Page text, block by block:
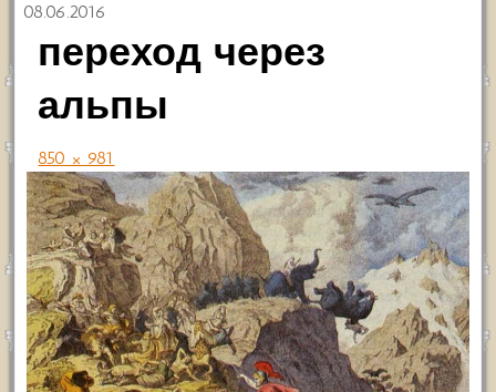
08.06.2016
переход через
альпы
850 × 981